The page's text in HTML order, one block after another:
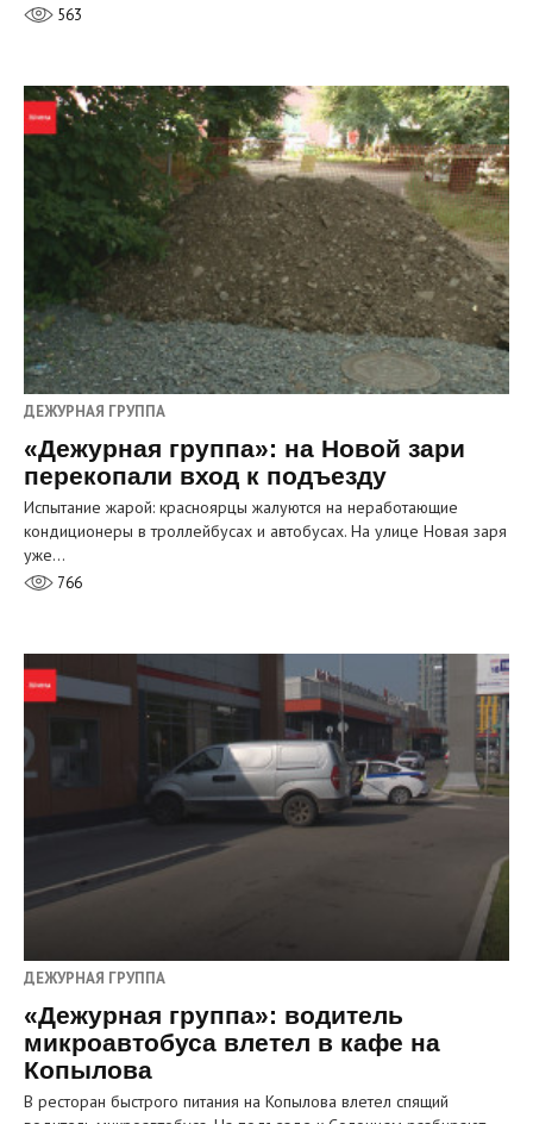
563
ДЕЖУРНАЯ ГРУППА
«Дежурная группа»: на Новой зари
перекопали вход к подъезду
Испытание жарой: красноярцы жалуются на неработающие
кондиционеры в троллейбусах и автобусах. На улице Новая заря
уже…
766
ДЕЖУРНАЯ ГРУППА
«Дежурная группа»: водитель
микроавтобуса влетел в кафе на
Копылова
В ресторан быстрого питания на Копылова влетел спящий